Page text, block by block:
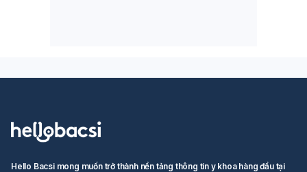
Hello Bacsi mong muốn trở thành nền tảng thông tin y khoa hàng đầu tại